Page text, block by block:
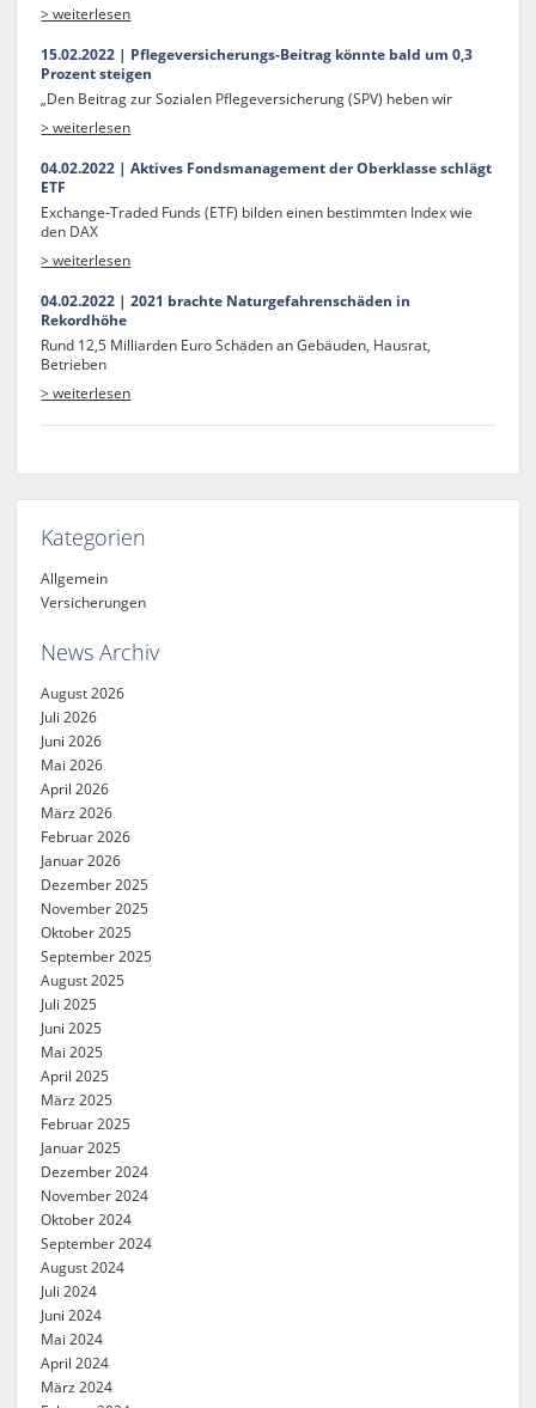
> weiterlesen
15.02.2022 | Pflegeversicherungs-Beitrag könnte bald um 0,3
Prozent steigen
„Den Beitrag zur Sozialen Pflegeversicherung (SPV) heben wir
> weiterlesen
04.02.2022 | Aktives Fondsmanagement der Oberklasse schlägt
ETF
Exchange-Traded Funds (ETF) bilden einen bestimmten Index wie
den DAX
> weiterlesen
04.02.2022 | 2021 brachte Naturgefahrenschäden in
Rekordhöhe
Rund 12,5 Milliarden Euro Schäden an Gebäuden, Hausrat,
Betrieben
> weiterlesen
Kategorien
Allgemein
Versicherungen
News Archiv
August 2026
Juli 2026
Juni 2026
Mai 2026
April 2026
März 2026
Februar 2026
Januar 2026
Dezember 2025
November 2025
Oktober 2025
September 2025
August 2025
Juli 2025
Juni 2025
Mai 2025
April 2025
März 2025
Februar 2025
Januar 2025
Dezember 2024
November 2024
Oktober 2024
September 2024
August 2024
Juli 2024
Juni 2024
Mai 2024
April 2024
März 2024